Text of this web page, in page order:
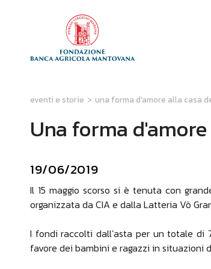
eventi e storie > una forma d'amore alla casa
Una forma
19/06/2019
Il 15 maggio scorso si è tenuta con
organizzata da CIA e dalla Latteria Vò
I fondi raccolti dall’asta per un totale di
favore dei bambini e ragazzi in situazioni